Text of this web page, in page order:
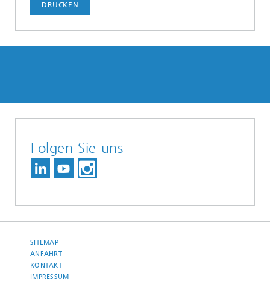
DRUCKEN
Folgen Sie uns
SITEMAP
ANFAHRT
KONTAKT
IMPRESSUM